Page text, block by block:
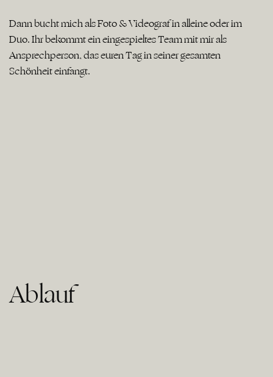
Dann bucht mich als Foto & Videograf in alleine oder im
Duo. Ihr bekommt ein eingespieltes Team mit mir als
Ansprechperson, das euren Tag in seiner gesamten
Schönheit einfängt.
Ablauf